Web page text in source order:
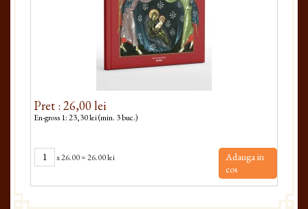
Pret : 26,00 lei
En-gross 1: 23,30 lei (min. 3 buc.)
x26.00=26.00 lei
Adauga in
cos